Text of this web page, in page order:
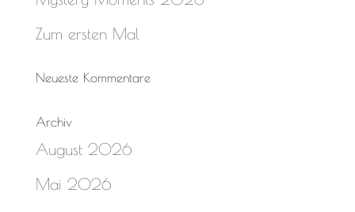
Zum ersten Mal
Neueste Kommentare
Archiv
August 2026
Mai 2026